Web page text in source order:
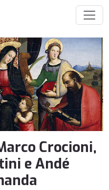
Crocioni,
e Andé